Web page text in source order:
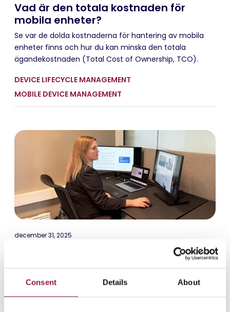
Consent Details About
Vad är den totala kostnaden för
mobila enheter?
Se var de dolda kostnaderna för hantering av mobila
enheter finns och hur du kan minska den totala
ägandekostnaden (Total Cost of Ownership, TCO).
DEVICE LIFECYCLE MANAGEMENT
MOBILE DEVICE MANAGEMENT
december 31, 2025
Mac på Techstep – så byggde vi en
välja de verktyg som passar dom bäst. Därför har det
varit viktigt för oss på Techstep att ge våra